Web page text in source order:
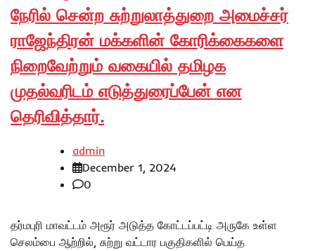
நேரில் சென்ற சுற்றுலாத்துறை அமைச்சர்
ராஜேந்திரன் மக்களின் கோரிக்கைகளை
நிறைவேற்றும் வகையில் தமிழக
முதல்வரிடம் எடுத்துரைப்பேன் என
தெரிவித்தார்.
admin
December 1, 2024
0
தர்மபுரி மாவட்டம் அரூர் அடுத்த கோட்டப்பட்டி அருகே உள்ள
செலம்பை ஆற்றில், சுற்று வட்டார பகுதிகளில் பெய்த